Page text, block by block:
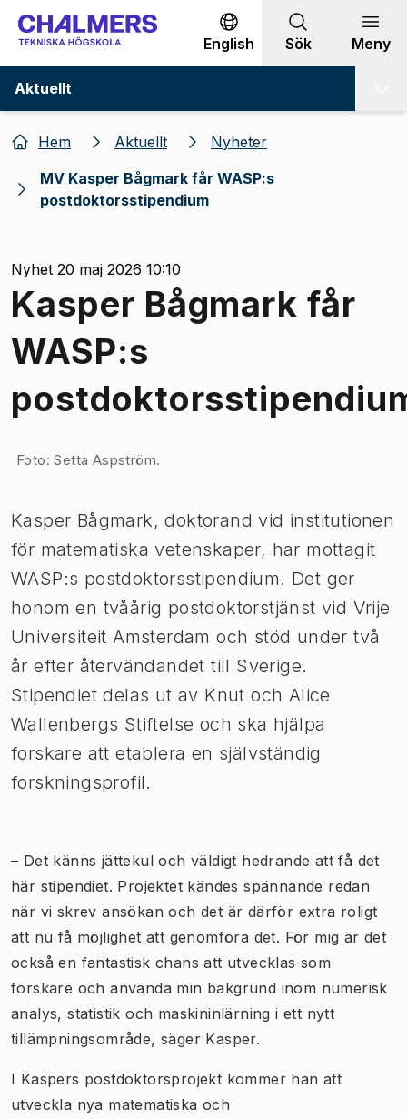
Gå till innehållet
English Sök Meny
Aktuellt
Hem Aktuellt
Nyheter
MV Kasper Bågmark får WASP:s
postdoktorsstipendium
Nyhet 20 maj 2026 10:10
Kasper Bågmark får
WASP:s
Bild 1 av 1
Foto: Setta Aspström.
Kasper Bågmark, doktorand vid institutionen
för matematiska vetenskaper, har mottagit
WASP:s postdoktorsstipendium. Det ger
honom en tvåårig postdoktorstjänst vid Vrije
Universiteit Amsterdam och stöd under två
år efter återvändandet till Sverige.
Stipendiet delas ut av Knut och Alice
Wallenbergs Stiftelse och ska hjälpa
forskare att etablera en självständig
forskningsprofil.
– Det känns jättekul och väldigt hedrande att få det
här stipendiet. Projektet kändes spännande redan
när vi skrev ansökan och det är därför extra roligt
att nu få möjlighet att genomföra det. För mig är det
också en fantastisk chans att utvecklas som
forskare och använda min bakgrund inom numerisk
analys, statistik och maskininlärning i ett nytt
tillämpningsområde, säger Kasper.
I Kaspers postdoktorsprojekt kommer han att
utveckla nya matematiska och